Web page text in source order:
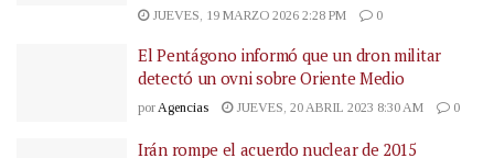
JUEVES, 19 MARZO 2026 2:28 PM
0
El Pentágono informó que un dron militar
detectó un ovni sobre Oriente Medio
por Agencias JUEVES, 20 ABRIL 2023 8:30 AM 0
Irán rompe el acuerdo nuclear de 2015